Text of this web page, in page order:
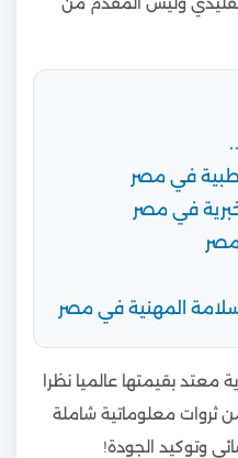
في مصر
في مصر
مصر
المهنية في مصر
معتد بقيمتها عالميا نظرا
ثروات معلوماتية شاملة
وتوكيد الجودة!